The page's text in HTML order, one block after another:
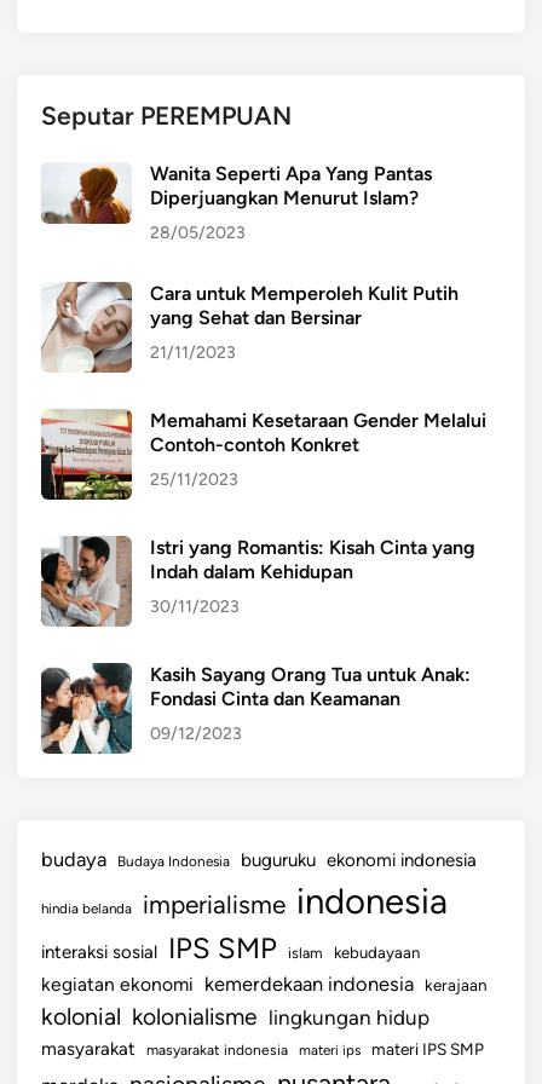
R
k
y
a
u
n
t
k
P
e
b
a
h
n
S
o
a
n
P
o
l
i
t
Seputar PEREMPUAN
Wanita Seperti Apa Yang Pantas
Diperjuangkan Menurut Islam?
28/05/2023
Cara untuk Memperoleh Kulit Putih
yang Sehat dan Bersinar
21/11/2023
Memahami Kesetaraan Gender Melalui
Contoh-contoh Konkret
25/11/2023
Istri yang Romantis: Kisah Cinta yang
Indah dalam Kehidupan
30/11/2023
Kasih Sayang Orang Tua untuk Anak:
Fondasi Cinta dan Keamanan
09/12/2023
budaya Budaya Indonesia buguruku ekonomi indonesia
hindia belanda imperialisme indonesia
interaksi sosial IPS SMP islam kebudayaan
kegiatan ekonomi kemerdekaan indonesia kerajaan
kolonial kolonialisme lingkungan hidup
masyarakat masyarakat indonesia materi ips materi IPS SMP